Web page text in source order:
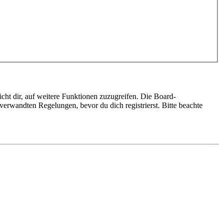
dir, auf weitere Funktionen zuzugreifen. Die Board-
Regelungen, bevor du dich registrierst. Bitte beachte